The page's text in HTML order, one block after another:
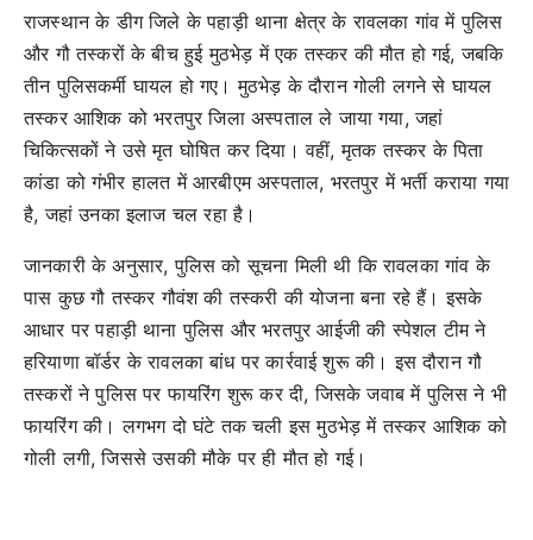
राजस्थान के डीग जिले के पहाड़ी थाना क्षेत्र के रावलका गांव में पुलिस
और गौ तस्करों के बीच हुई मुठभेड़ में एक तस्कर की मौत हो गई, जबकि
तीन पुलिसकर्मी घायल हो गए। मुठभेड़ के दौरान गोली लगने से घायल
तस्कर आशिक को भरतपुर जिला अस्पताल ले जाया गया, जहां
चिकित्सकों ने उसे मृत घोषित कर दिया। वहीं, मृतक तस्कर के पिता
कांडा को गंभीर हालत में आरबीएम अस्पताल, भरतपुर में भर्ती कराया गया
है, जहां उनका इलाज चल रहा है।
जानकारी के अनुसार, पुलिस को सूचना मिली थी कि रावलका गांव के
पास कुछ गौ तस्कर गौवंश की तस्करी की योजना बना रहे हैं। इसके
आधार पर पहाड़ी थाना पुलिस और भरतपुर आईजी की स्पेशल टीम ने
हरियाणा बॉर्डर के रावलका बांध पर कार्रवाई शुरू की। इस दौरान गौ
तस्करों ने पुलिस पर फायरिंग शुरू कर दी, जिसके जवाब में पुलिस ने भी
फायरिंग की। लगभग दो घंटे तक चली इस मुठभेड़ में तस्कर आशिक को
गोली लगी, जिससे उसकी मौके पर ही मौत हो गई।